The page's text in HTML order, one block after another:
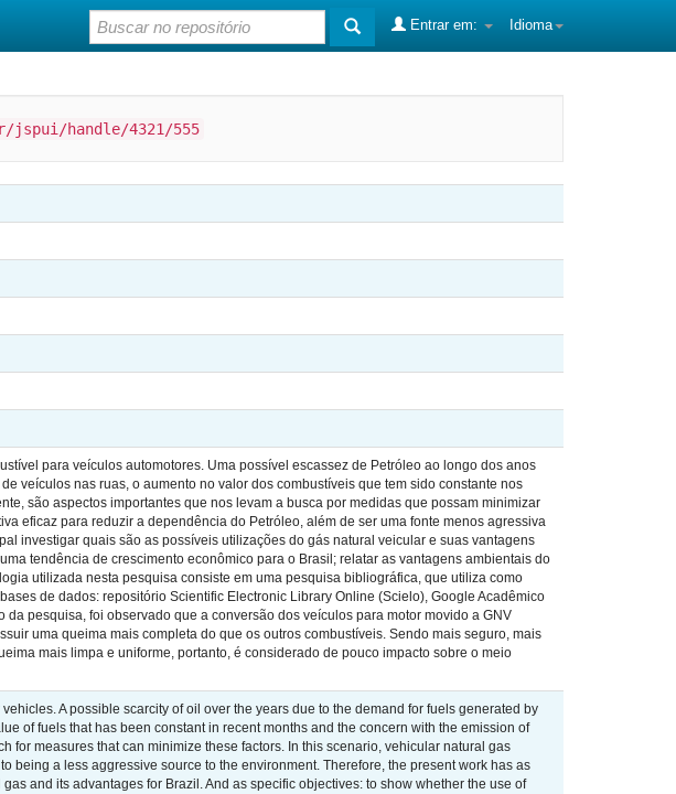
Idioma
Entrar em:
handle/4321/555
para veículos automotores. Uma possível escassez de Petróleo ao longo dos anos
veículos nas ruas, o aumento no valor dos combustíveis que tem sido constante nos
são aspectos importantes que nos levam a busca por medidas que possam minimizar
eficaz para reduzir a dependência do Petróleo, além de ser uma fonte menos agressiva
investigar quais são as possíveis utilizações do gás natural veicular e suas vantagens
tendência de crescimento econômico para o Brasil; relatar as vantagens ambientais do
utilizada nesta pesquisa consiste em uma pesquisa bibliográfica, que utiliza como
de dados: repositório Scientific Electronic Library Online (Scielo), Google Acadêmico
pesquisa, foi observado que a conversão dos veículos para motor movido a GNV
uma queima mais completa do que os outros combustíveis. Sendo mais seguro, mais
mais limpa e uniforme, portanto, é considerado de pouco impacto sobre o meio
A possible scarcity of oil over the years due to the demand for fuels generated by
of fuels that has been constant in recent months and the concern with the emission of
for measures that can minimize these factors. In this scenario, vehicular natural gas
being a less aggressive source to the environment. Therefore, the present work has as
and its advantages for Brazil. And as specific objectives: to show whether the use of